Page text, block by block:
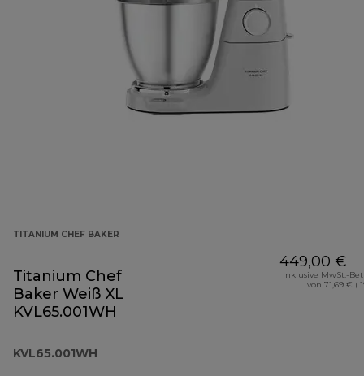
TITANIUM CHEF BAKER
Titanium Chef
Baker Weiß XL
KVL65.001WH
KVL65.001WH
449,00 €
Inklusive MwSt.-
von 71,69 € (